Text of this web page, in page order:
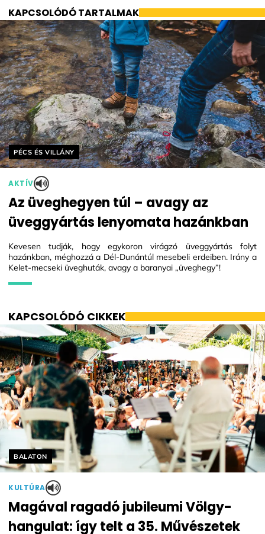
KAPCSOLÓDÓ TARTALMAK
Helyszín címkék:
PÉCS ÉS VILLÁNY
AKTÍV
Az üveghegyen túl – avagy az
üveggyártás lenyomata hazánkban
Kevesen tudják, hogy egykoron virágzó üveggyártás folyt
hazánkban, méghozzá a Dél-Dunántúl mesebeli erdeiben. Irány a
Kelet-mecseki üveghuták, avagy a baranyai „üveghegy”!
KAPCSOLÓDÓ CIKKEK
Helyszín címkék:
BALATON
KULTÚRA
Magával ragadó jubileumi Völgy-
hangulat: így telt a 35. Művészetek